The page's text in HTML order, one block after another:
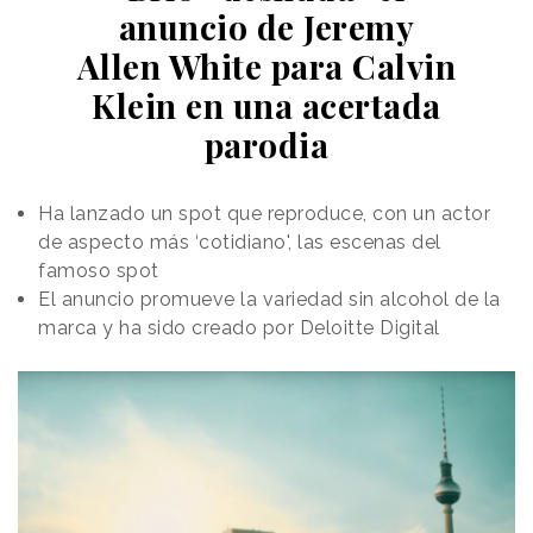
anuncio de Jeremy
Allen White para Calvin
Klein en una acertada
parodia
Ha lanzado un spot que reproduce, con un actor
de aspecto más ‘cotidiano', las escenas del
famoso spot
El anuncio promueve la variedad sin alcohol de la
marca y ha sido creado por Deloitte Digital